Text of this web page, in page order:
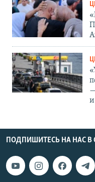
и
ПОДПИШИТЕСЬ НА НАС В